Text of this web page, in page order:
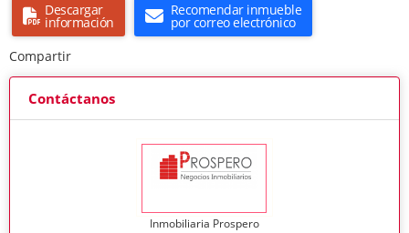
Descargar
información
Recomendar inmueble
por correo electrónico
Compartir
Contáctanos
Inmobiliaria Prospero